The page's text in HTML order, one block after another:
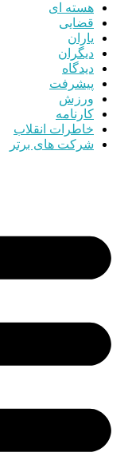
هسته ای
قضایی
یاران
دیگران
دیدگاه
پیشرفت
ورزش
کارنامه
خاطرات انقلاب
شرکت های برتر